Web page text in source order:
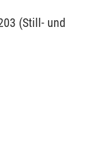
(Still- und